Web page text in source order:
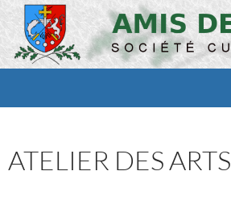
Aller
contenu
ATELIER DES ARTS